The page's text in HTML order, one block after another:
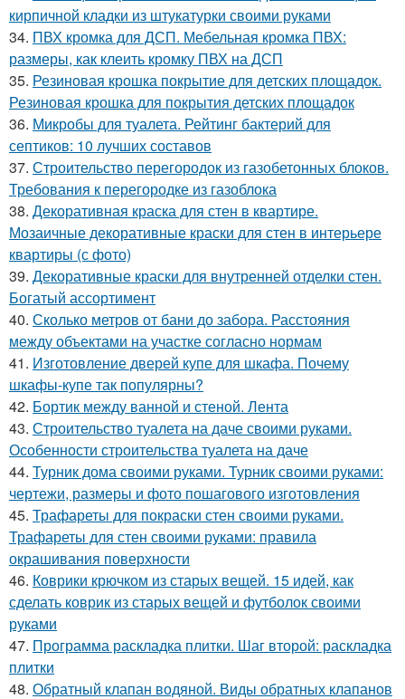
кирпичной кладки из штукатурки своими руками
34. ПВХ кромка для ДСП. Мебельная кромка ПВХ:
размеры, как клеить кромку ПВХ на ДСП
35. Резиновая крошка покрытие для детских площадок.
Резиновая крошка для покрытия детских площадок
36. Микробы для туалета. Рейтинг бактерий для
септиков: 10 лучших составов
37. Строительство перегородок из газобетонных блоков.
Требования к перегородке из газоблока
38. Декоративная краска для стен в квартире.
Мозаичные декоративные краски для стен в интерьере
квартиры (с фото)
39. Декоративные краски для внутренней отделки стен.
Богатый ассортимент
40. Сколько метров от бани до забора. Расстояния
между объектами на участке согласно нормам
41. Изготовление дверей купе для шкафа. Почему
шкафы-купе так популярны?
42. Бортик между ванной и стеной. Лента
43. Строительство туалета на даче своими руками.
Особенности строительства туалета на даче
44. Турник дома своими руками. Турник своими руками:
чертежи, размеры и фото пошагового изготовления
45. Трафареты для покраски стен своими руками.
Трафареты для стен своими руками: правила
окрашивания поверхности
46. Коврики крючком из старых вещей. 15 идей, как
сделать коврик из старых вещей и футболок своими
руками
47. Программа раскладка плитки. Шаг второй: раскладка
плитки
48. Обратный клапан водяной. Виды обратных клапанов